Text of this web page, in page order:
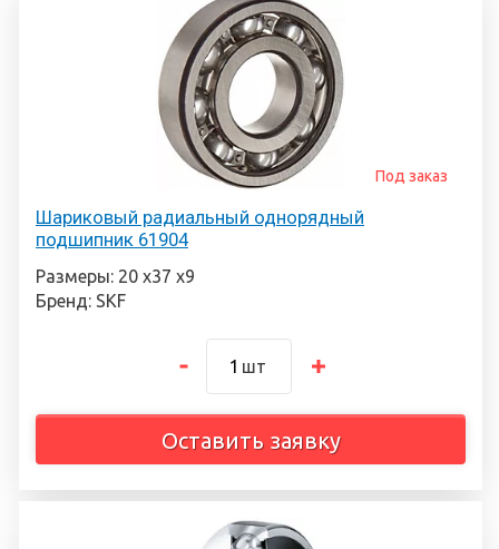
Шариковый радиальный однорядный
подшипник 61904
Под заказ
Размеры: 20 х37 х9
Бренд: SKF
шт
Оставить заявку